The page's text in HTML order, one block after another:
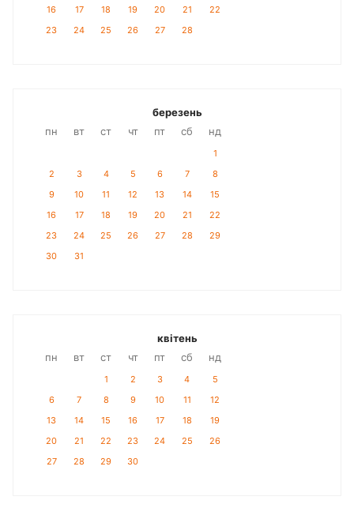
16
17 18 19 20 21
22
23
24 25 26 27 28
березень
пн
вт ст чт пт сб нд
1
2
3 4 5 6 7
8
9
10 11 12 13 14
15
16
17 18 19 20 21
22
23
24 25 26 27 28
29
30
31
квітень
пн
вт ст чт пт сб нд
1 2 3 4
5
6
7 8 9 10 11
12
13
14 15 16 17 18
19
20
21 22 23 24 25
26
27
28 29 30